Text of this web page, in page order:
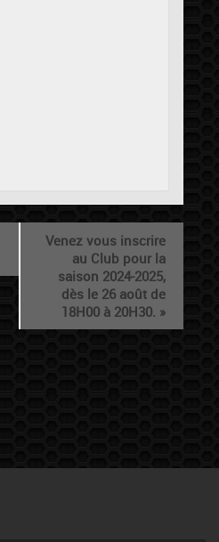
Venez vous inscrire
au Club pour la
saison 2024-2025,
dès le 26 août de
18H00 à 20H30. »